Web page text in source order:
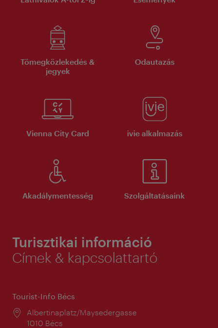
Tömegközlekedés &
jegyek
Odautazás
Vienna City Card ivie alkalmazás
Akadálymentesség Szolgáltatásaink
Turisztikai információ
Címek & kapcsolattartó
Tourist-Info Bécs
Helyszín:
Albertinaplatz/Maysedergasse
1010 Bécs